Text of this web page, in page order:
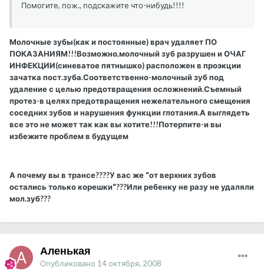
Помогите, пож., подскажите что-нибудь!!!!
Молочные зубы(как и постоянные) врач удаляет ПО
ПОКАЗАНИЯМ!!!Возможно,молочный зуб разрушен и ОЧАГ
ИНФЕКЦИИ(синеватое пятнышко) расположен в проэкции
зачатка пост.зуба.Соответственно-молочный зуб под
удаление с целью предотвращения осложнений.Съемный
протез-в целях предотвращения нежелательного смещения
соседних зубов и нарушения функции глотания.А выглядеть
все это не может так как вы хотите!!!Потерпите-и вы
избежите проблем в будущем
А почему вы в трансе????У вас же "от верхних зубов
остались только корешки"???Или ребенку не разу не удаляли
мол.зуб???
Аленькая
Опубликовано 14 октября, 2008